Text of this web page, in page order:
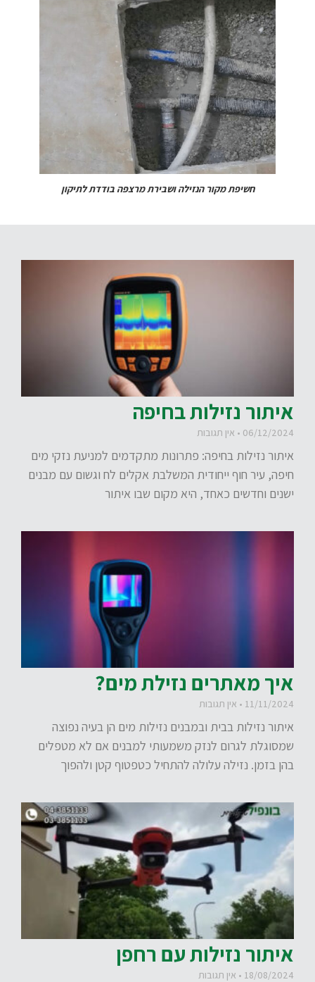
חשיפת מקור הנזילה ושבירת מרצפה בודדת לתיקון
איתור נזילות בחיפה
06/12/2024 אין תגובות
איתור נזילות בחיפה: פתרונות מתקדמים למניעת נזקי מים
חיפה, עיר חוף ייחודית המשלבת אקלים לח וגשום עם מבנים
ישנים וחדשים כאחד, היא מקום שבו איתור
איך מאתרים נזילת מים?
11/11/2024 אין תגובות
איתור נזילות בבית ובמבנים נזילות מים הן בעיה נפוצה
שמסוגלת לגרום לנזק משמעותי למבנים אם לא מטפלים
בהן בזמן. נזילה עלולה להתחיל כטפטוף קטן ולהפוך
איתור נזילות עם רחפן
18/08/2024 אין תגובות